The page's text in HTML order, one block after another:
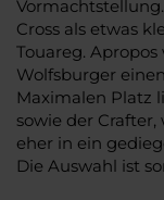
Cross als etwas
Touareg.
Wolfsburger
Maximalen Platz
sowie der
eher in ein
Die Auswahl ist